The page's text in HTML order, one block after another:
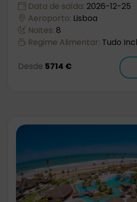
Data de saída: 2026-12-25
Aeroporto: Lisboa
Noites: 8
Regime Alimentar: Tudo
Desde 5714 €